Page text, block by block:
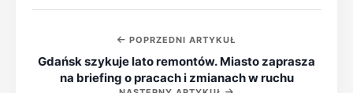
POPRZEDNI ARTYKUŁ
Gdańsk szykuje lato remontów. Miasto zaprasza
na briefing o pracach i zmianach w ruchu